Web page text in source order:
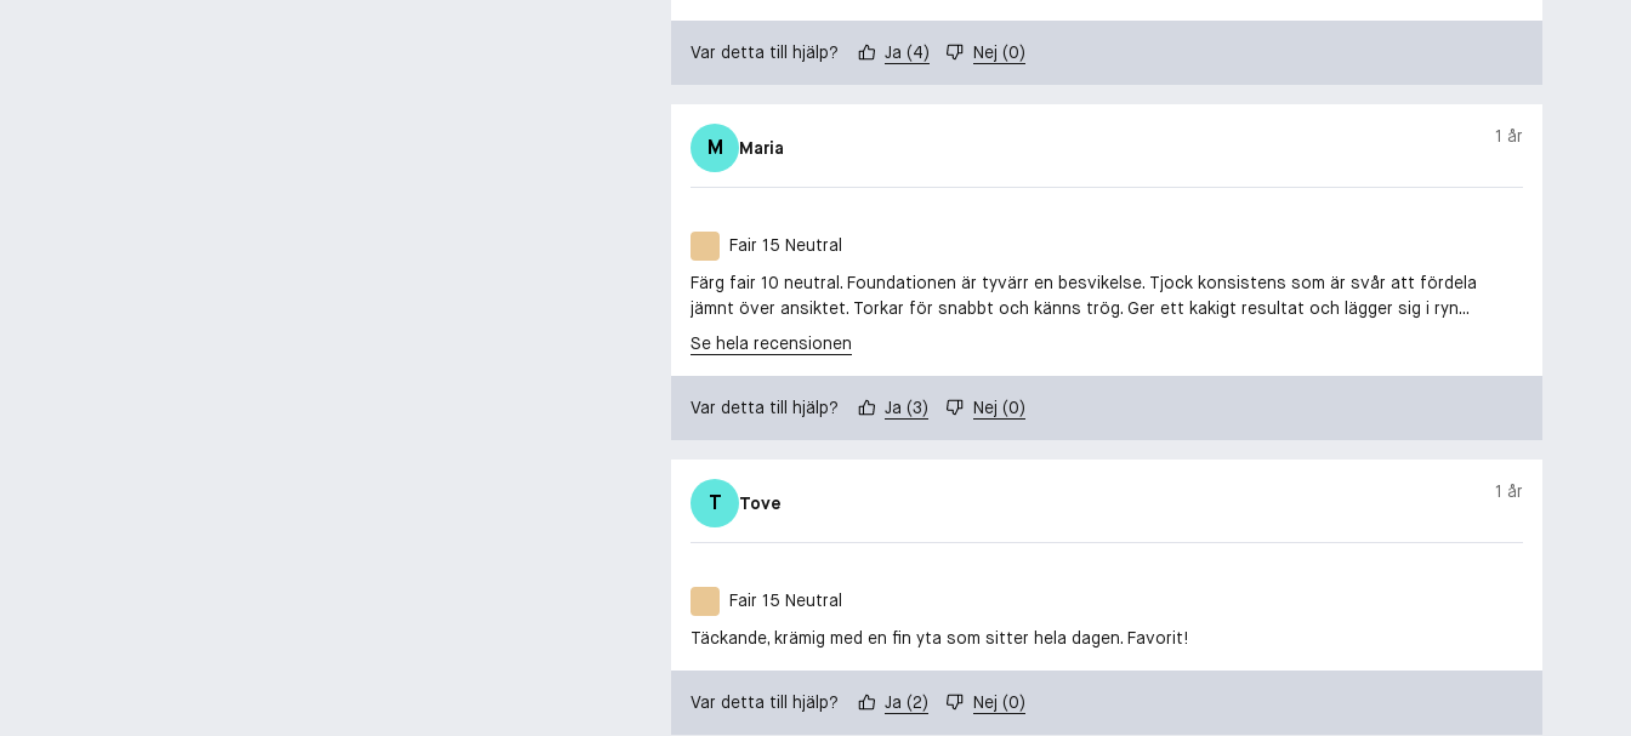
Var detta till hjälp? Ja (4) Nej (0)
M Maria
1 år
Fair 15 Neutral
Färg fair 10 neutral. Foundationen är tyvärr en besvikelse. Tjock konsistens som är svår att fördela
jämnt över ansiktet. Torkar för snabbt och känns trög. Ger ett kakigt resultat och lägger sig i ryn...
Se hela recensionen
Var detta till hjälp? Ja (3) Nej (0)
T Tove
1 år
Fair 15 Neutral
Täckande, krämig med en fin yta som sitter hela dagen. Favorit!
Var detta till hjälp? Ja (2) Nej (0)